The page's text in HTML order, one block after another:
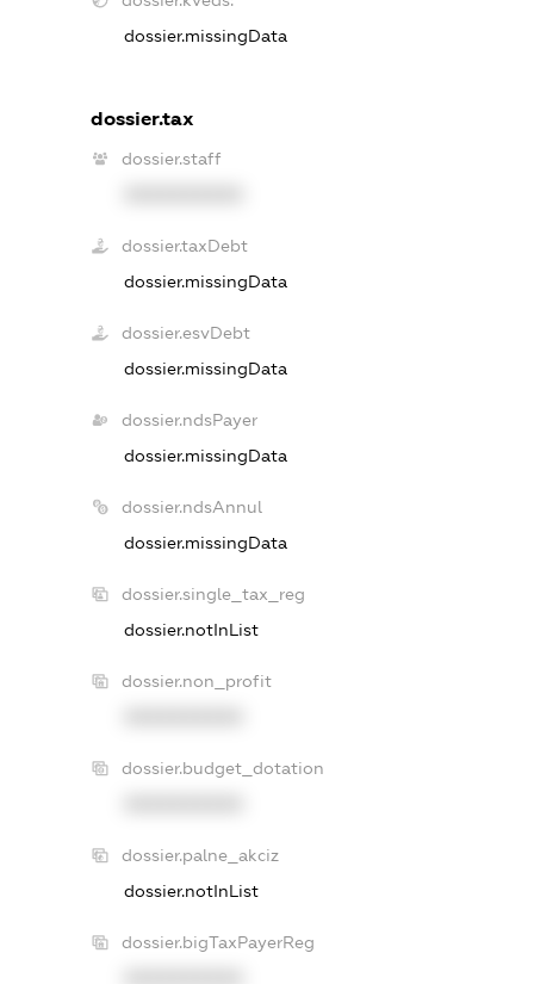
dossier.missingData
dossier.tax
dossier.staff
dossier.taxDebt
dossier.missingData
dossier.esvDebt
dossier.missingData
dossier.ndsPayer
dossier.missingData
dossier.ndsAnnul
dossier.missingData
dossier.single_tax_reg
dossier.notInList
dossier.non_profit
dossier.budget_dotation
dossier.palne_akciz
dossier.notInList
dossier.bigTaxPayerReg